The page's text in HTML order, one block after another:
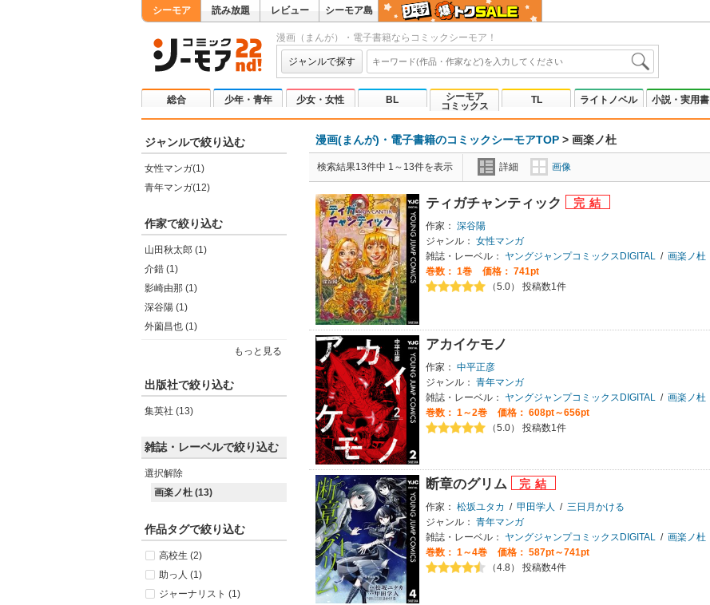
シーモア 読み放題 レビュー シーモア島
漫画（まんが）・電子書籍ならコミックシーモア！
ジャンルで探す
総合 少年・青年 少女・女性 BL
シーモア
コミックス
TL ライトノベル 小説・実用書
ジャンルで絞り込む
女性マンガ(1)
青年マンガ(12)
作家で絞り込む
山田秋太郎 (1)
介錯 (1)
影崎由那 (1)
深谷陽 (1)
外薗昌也 (1)
もっと見る
出版社で絞り込む
集英社 (13)
雑誌・レーベルで絞り込む
選択解除
画楽ノ杜 (13)
作品タグで絞り込む
高校生 (2)
助っ人 (1)
ジャーナリスト (1)
漫画(まんが)・電子書籍のコミックシーモアTOP > 画楽ノ杜
検索結果13件中 1～13件を表示 詳細 画像
ティガチャンティック
作家： 深谷陽
ジャンル： 女性マンガ
雑誌・レーベル：
ヤングジャンプコミックスDIGITAL / 画楽ノ杜
巻数： 1巻
価格： 741pt
（5.0） 投稿数1件
アカイケモノ
作家： 中平正彦
ジャンル： 青年マンガ
雑誌・レーベル：
ヤングジャンプコミックスDIGITAL / 画楽ノ杜
巻数： 1～2巻
価格： 608pt～656pt
（5.0） 投稿数1件
断章のグリム
作家： 松坂ユタカ / 甲田学人 / 三日月かける
ジャンル： 青年マンガ
雑誌・レーベル：
ヤングジャンプコミックスDIGITAL / 画楽ノ杜
巻数： 1～4巻
価格： 587pt～741pt
（4.8） 投稿数4件